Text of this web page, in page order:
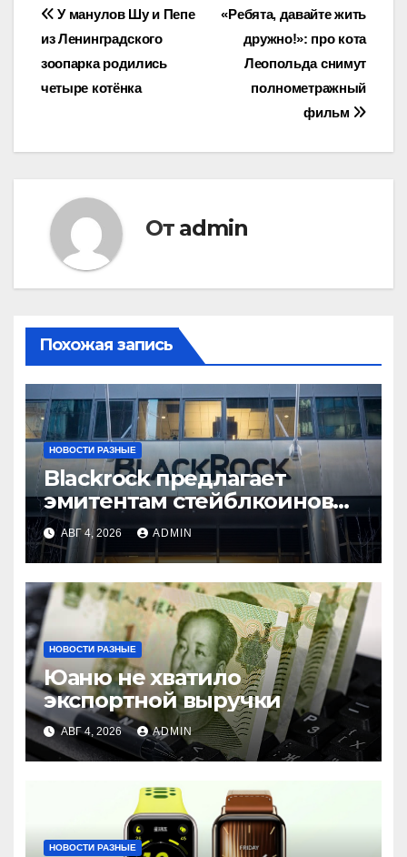
Навигация
по
записям
«Ребята, давайте жить
дружно!»: про кота
Леопольда снимут
полнометражный
фильм
У манулов Шу и Пепе
из Ленинградского
зоопарка родились
четыре котёнка
От admin
Похожая запись
НОВОСТИ РАЗНЫЕ
Blackrock предлагает
эмитентам стейблкоинов
два токенизированных
фонда денежного рынка
АВГ 4, 2026 ADMIN
НОВОСТИ РАЗНЫЕ
Юаню не хватило
экспортной выручки
АВГ 4, 2026 ADMIN
НОВОСТИ РАЗНЫЕ